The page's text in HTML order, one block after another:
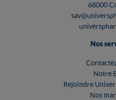
68000
Nos
Notre
Rejoindre
Nos